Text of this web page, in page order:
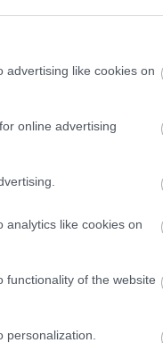
advertising like cookies on
online advertising
analytics like cookies on
functionality of the website
líšia,
v
alternatívy
EÚ však